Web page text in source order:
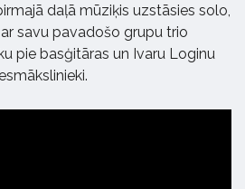
daļā mūziķis uzstāsies solo,
savu pavadošo grupu trio
pie basģitāras un Ivaru Loginu